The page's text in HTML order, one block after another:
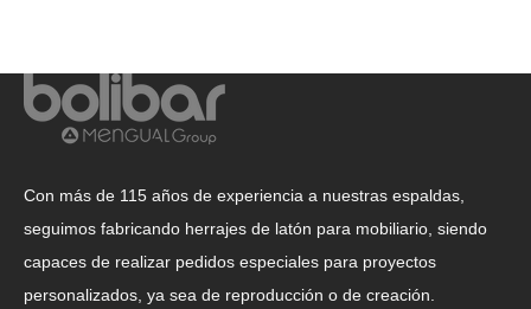
Con más de 115 años de experiencia a nuestras espaldas,
seguimos fabricando herrajes de latón para mobiliario, siendo
capaces de realizar pedidos especiales para proyectos
personalizados, ya sea de reproducción o de creación.